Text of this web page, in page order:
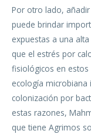
Por otro lado,
puede brindar
expuestas a una
que el estrés por
fisiológicos en
ecología microbiana
colonización por
estas razones,
que tiene Agrimos